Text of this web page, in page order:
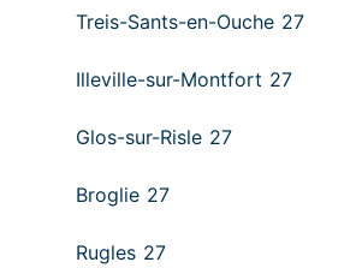
Treis-Sants-en-Ouche 27
Illeville-sur-Montfort 27
Glos-sur-Risle 27
Broglie 27
Rugles 27